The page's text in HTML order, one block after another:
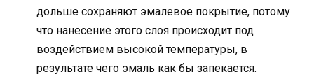
дольше сохраняют эмалевое покрытие, потому
что нанесение этого слоя происходит под
воздействием высокой температуры, в
результате чего эмаль как бы запекается.